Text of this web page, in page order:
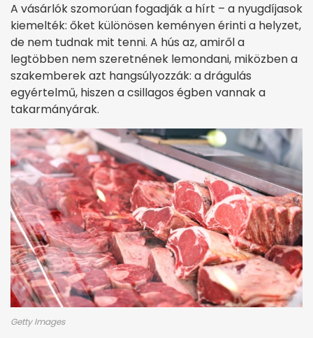
A vásárlók szomorúan fogadják a hírt – a nyugdíjasok
kiemelték: őket különösen keményen érinti a helyzet,
de nem tudnak mit tenni. A hús az, amiről a
legtöbben nem szeretnének lemondani, miközben a
szakemberek azt hangsúlyozzák: a drágulás
egyértelmű, hiszen a csillagos égben vannak a
takarmányárak.
Getty Images